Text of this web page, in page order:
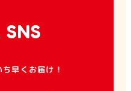
早くお届け！